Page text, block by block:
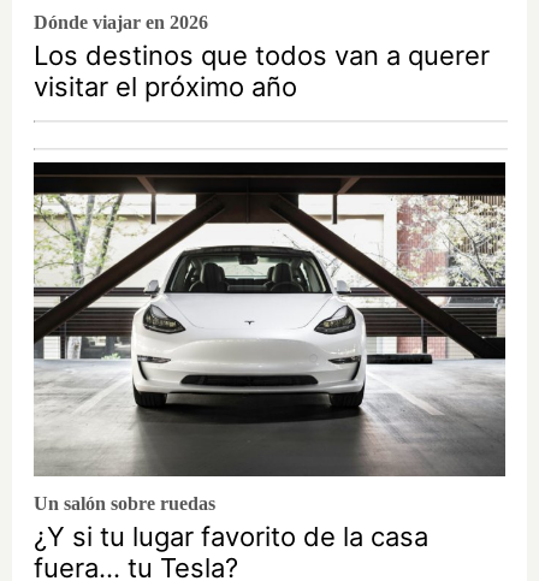
Dónde viajar en 2026
Los destinos que todos van a querer
visitar el próximo año
Un salón sobre ruedas
¿Y si tu lugar favorito de la casa
fuera… tu Tesla?